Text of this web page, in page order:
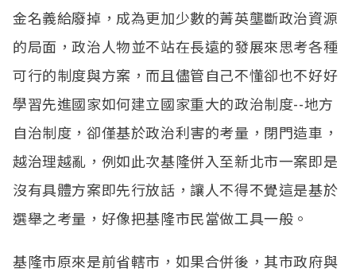
金名義給廢掉，成為更加少數的菁英壟斷政治資源
的局面，政治人物並不站在長遠的發展來思考各種
可行的制度與方案，而且儘管自己不懂卻也不好好
學習先進國家如何建立國家重大的政治制度--地方
自治制度，卻僅基於政治利害的考量，閉門造車，
越治理越亂，例如此次基隆併入至新北市一案即是
沒有具體方案即先行放話，讓人不得不覺這是基於
選舉之考量，好像把基隆市民當做工具一般。
基隆市原來是前省轄市，如果合併後，其市政府與